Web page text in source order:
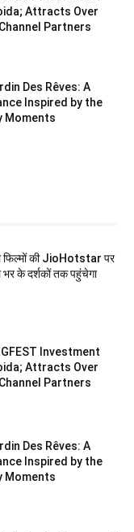
Attracts Over
Partners
Des Rêves: A
Inspired by the
Moments
फिल्मों की JioHotstar पर
भर के दर्शकों तक पहुंचेगा
Investment
Attracts Over
Partners
Des Rêves: A
Inspired by the
Moments